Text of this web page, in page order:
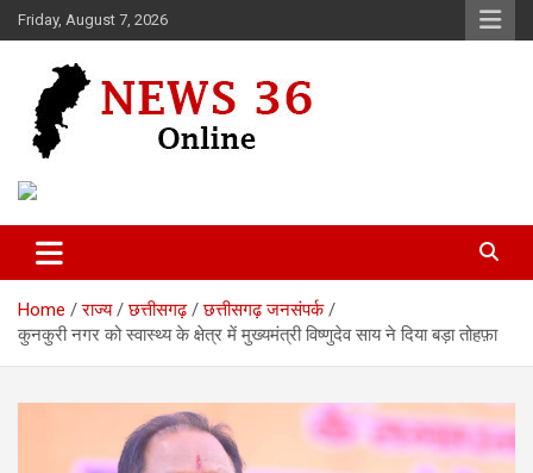
Skip
to
Friday, August 7, 2026
News 36
Home राज्य छत्तीसगढ़
छत्तीसगढ़ जनसंपर्क
कुनकुरी नगर को स्वास्थ्य के क्षेत्र में मुख्यमंत्री विष्णुदेव साय ने दिया बड़ा तोहफ़ा